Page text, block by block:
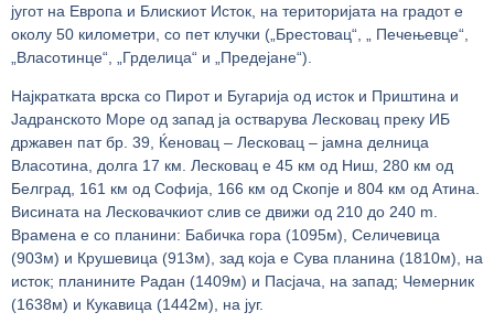
југот на Европа и Блискиот Исток, на територијата на градот е
околу 50 километри, со пет клучки („Брестовац“, „ Печењевце“,
„Власотинце“, „Грделица“ и „Предејане“).
Најкратката врска со Пирот и Бугарија од исток и Приштина и
Јадранското Море од запад ја остварува Лесковац преку ИБ
државен пат бр. 39, Ќеновац – Лесковац – јамна делница
Власотина, долга 17 км. Лесковац е 45 км од Ниш, 280 км од
Белград, 161 км од Софија, 166 км од Скопје и 804 км од Атина.
Висината на Лесковачкиот слив се движи од 210 до 240 m.
Врамена е со планини: Бабичка гора (1095м), Селичевица
(903м) и Крушевица (913м), зад која е Сува планина (1810м), на
исток; планините Радан (1409м) и Пасјача, на запад; Чемерник
(1638м) и Кукавица (1442м), на југ.